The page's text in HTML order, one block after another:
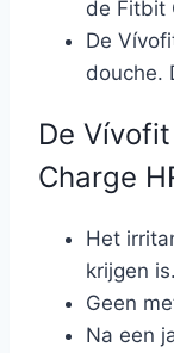
de Fitbit
De
douche.
De
Charge
Het
krijgen is.
Geen
Na een